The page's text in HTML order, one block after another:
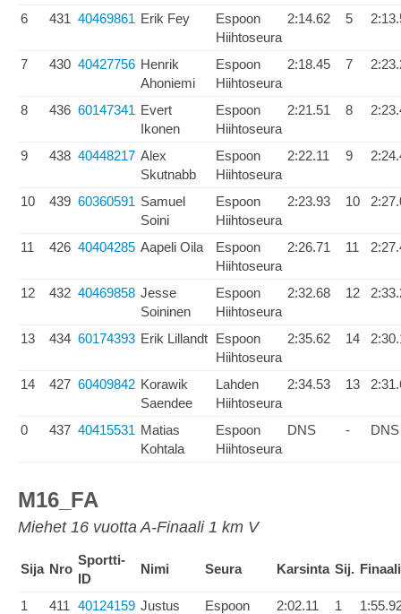
6 431 40469861 Erik Fey
Espoon
Hiihtoseura
2:14.62 5
7 430 40427756 Henrik
Ahoniemi
Espoon
Hiihtoseura
2:18.45 7
8 436 60147341 Evert
Ikonen
Espoon
Hiihtoseura
2:21.51 8
9 438 40448217 Alex
Skutnabb
Espoon
Hiihtoseura
2:22.11 9
10 439 60360591 Samuel
Soini
Espoon
Hiihtoseura
2:23.93 10
11 426 40404285 Aapeli Oila
Espoon
Hiihtoseura
2:26.71 11
12 432 40469858 Jesse
Soininen
Espoon
Hiihtoseura
2:32.68 12
13 434 60174393 Erik Lillandt Espoon
Hiihtoseura
2:35.62 14
14 427 60409842 Korawik
Saendee
Lahden
Hiihtoseura
2:34.53 13
0 437 40415531 Matias
Kohtala
Espoon
Hiihtoseura
DNS - DNS
M16_FA
Miehet 16 vuotta A-Finaali 1 km V
Sija Nro
Sportti-
ID
Nimi Seura Karsinta Sij. Finaali
1 411 40124159 Justus
Espoon
2:02.11 1